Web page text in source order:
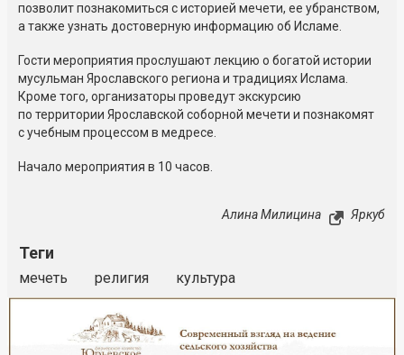
позволит познакомиться с историей мечети, ее убранством,
а также узнать достоверную информацию об Исламе.
Гости мероприятия прослушают лекцию о богатой истории
мусульман Ярославского региона и традициях Ислама.
Кроме того, организаторы проведут экскурсию
по территории Ярославской соборной мечети и познакомят
с учебным процессом в медресе.
Начало мероприятия в 10 часов.
Алина Милицина Яркуб
Теги
мечеть религия культура